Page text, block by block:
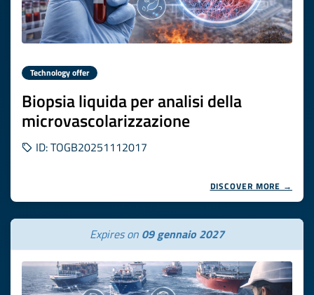
Technology offer
Biopsia liquida per analisi della
microvascolarizzazione
ID: TOGB20251112017
DISCOVER MORE →
Expires on 09 gennaio 2027